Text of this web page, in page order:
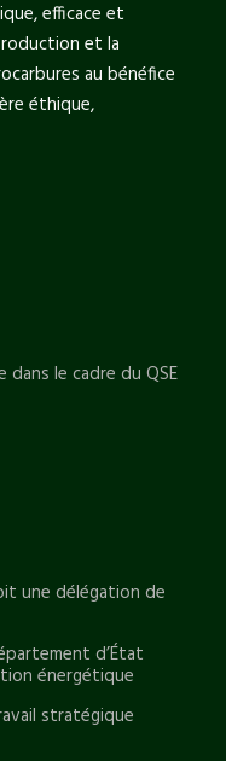
efficace et
et la
au bénéfice
éthique,
le cadre du QSE
une délégation de
d’État
énergétique
stratégique